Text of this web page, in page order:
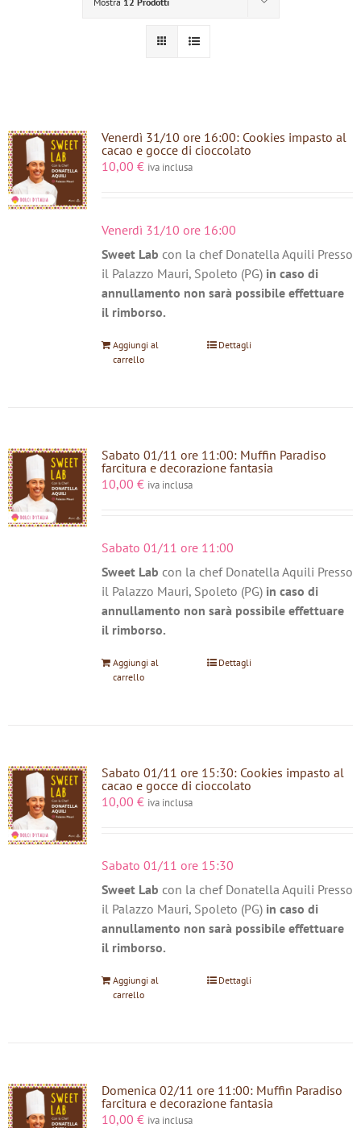
Venerdì 31/10 ore 16:00: Cookies impasto al
cacao e gocce di cioccolato
10,00 € iva inclusa
Venerdì 31/10 ore 16:00
Sweet Lab con la chef Donatella Aquili Presso
il Palazzo Mauri, Spoleto (PG) in caso di
annullamento non sarà possibile effettuare
il rimborso.
Aggiungi al
carrello
Dettagli
Sabato 01/11 ore 11:00: Muffin Paradiso
farcitura e decorazione fantasia
10,00 € iva inclusa
Sabato 01/11 ore 11:00
Sweet Lab con la chef Donatella Aquili Presso
il Palazzo Mauri, Spoleto (PG) in caso di
annullamento non sarà possibile effettuare
il rimborso.
Aggiungi al
carrello
Dettagli
Sabato 01/11 ore 15:30: Cookies impasto al
cacao e gocce di cioccolato
10,00 € iva inclusa
Sabato 01/11 ore 15:30
Sweet Lab con la chef Donatella Aquili Presso
il Palazzo Mauri, Spoleto (PG) in caso di
annullamento non sarà possibile effettuare
il rimborso.
Aggiungi al
carrello
Dettagli
Domenica 02/11 ore 11:00: Muffin Paradiso
farcitura e decorazione fantasia
10,00 € iva inclusa